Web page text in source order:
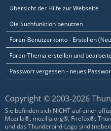
Übersicht der Hilfe zur Webseite
Die Suchfunktion benutzen
Foren-Benutzerkonto - Erstellen
Foren-Thema erstellen und
Passwort vergessen - neues
Copyright © 2003-2026
Sie befinden sich NICHT auf einer
Mozilla®, mozilla.org®, Firefox®,
und das Thunderbird-Logo sind